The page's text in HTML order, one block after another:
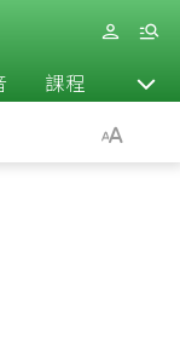
課程 退休